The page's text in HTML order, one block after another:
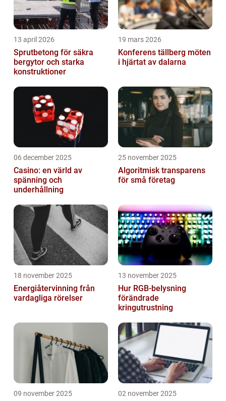
13 april 2026
Sprutbetong för säkra
bergytor och starka
konstruktioner
19 mars 2026
Konferens tällberg möten
i hjärtat av dalarna
06 december 2025
Casino: en värld av
spänning och
underhållning
25 november 2025
Algoritmisk transparens
för små företag
18 november 2025
Energiåtervinning från
vardagliga rörelser
13 november 2025
Hur RGB-belysning
förändrade
kringutrustning
09 november 2025 02 november 2025